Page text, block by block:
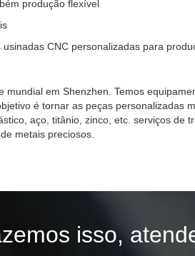
produção flexível
CNC personalizadas para
em Shenzhen. Temos
é tornar as peças
aço, titânio, zinco, etc. serviços
metais preciosos.
isso,